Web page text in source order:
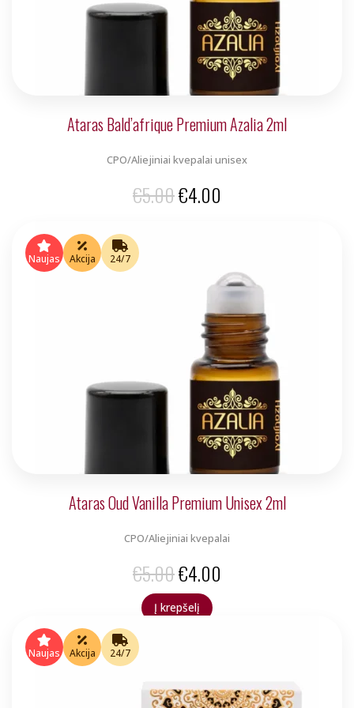
Ataras Bald’afrique Premium Azalia 2ml
CPO/Aliejiniai kvepalai unisex
€5.00Original
€5.00.
€4.00
€4.00.
Naujas Akcija 24/7
Ataras Oud Vanilla Premium Unisex 2ml
CPO/Aliejiniai kvepalai
€5.00Original
price
€4.00
Į krepšelį
Naujas Akcija 24/7